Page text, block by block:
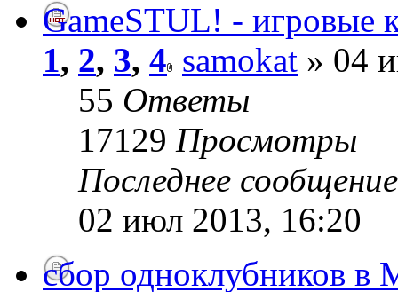
GameSTUL! - игровые
1, 2, 3, 4 samokat » 04
55 Ответы
17129 Просмотры
Последнее
02 июл 2013, 16:20
сбор одноклубников в